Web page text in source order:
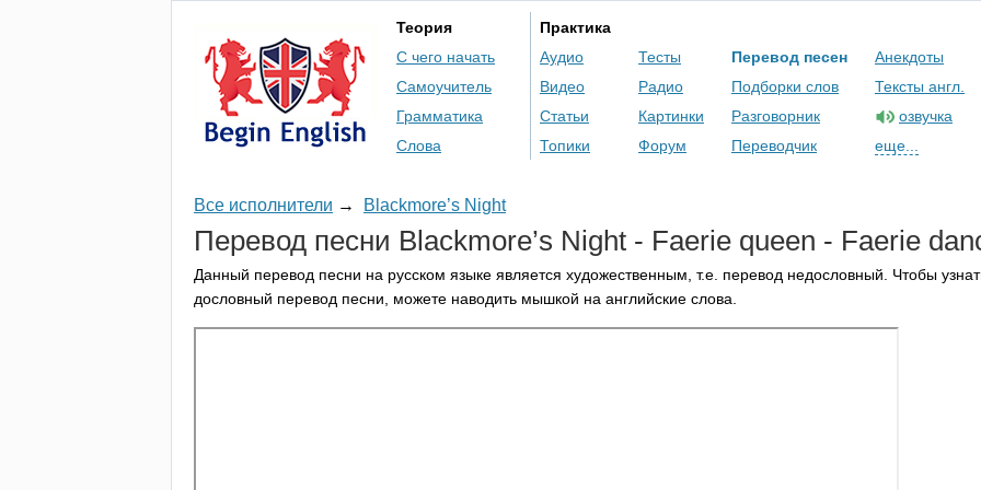
Теория
С чего начать
Самоучитель
Грамматика
Слова
Практика
Аудио
Видео
Статьи
Топики
Тесты
Радио
Картинки
Форум
Перевод песен
Подборки слов
Разговорник
Переводчик
Анекдоты
Тексты англ.
озвучка
еще...
Все исполнители → Blackmore’s Night
Перевод песни Blackmore’s Night - Faerie queen - Faerie
Данный перевод песни на русском языке является художественным, т.е. перевод недословный. Чтобы
дословный перевод песни, можете наводить мышкой на английские слова.